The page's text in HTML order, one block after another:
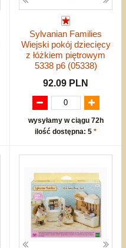
Sylvanian Families
Wiejski pokój dziecięcy
z łóżkiem piętrowym
5338 p6 (05338)
92.09 PLN
wysyłamy w ciągu 72h
ilość dostępna: 5 *